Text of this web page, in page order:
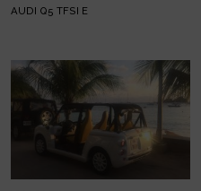
AUDI Q5 TFSI E